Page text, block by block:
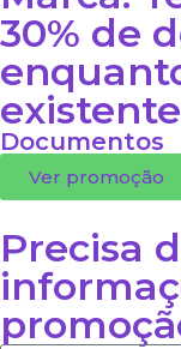
30% de
Documentos
Ver promoção
Precisa